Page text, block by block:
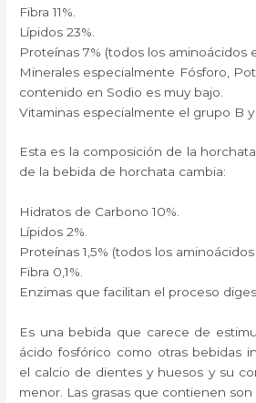
Fibra 11%.
Lípidos 23%.
Proteínas 7% (todos los aminoácidos
Minerales especialmente Fósforo,
contenido en Sodio es muy bajo.
Vitaminas especialmente el grupo B y
Esta es la composición de la
de la bebida de horchata cambia:
Hidratos de Carbono 10%.
Lípidos 2%.
Proteínas 1,5% (todos los
Fibra 0,1%.
Enzimas que facilitan el proceso
Es una bebida que carece de
ácido fosfórico como otras bebidas
el calcio de dientes y huesos y su
menor. Las grasas que contienen son